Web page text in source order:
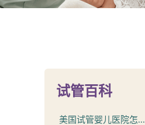
试管百科
美国试管婴儿医院怎...